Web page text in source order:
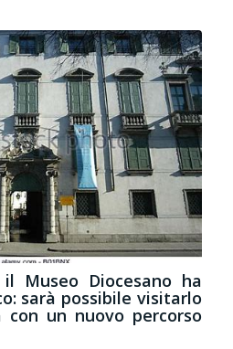
Museo Diocesano ha
sarà possibile visitarlo
un nuovo percorso